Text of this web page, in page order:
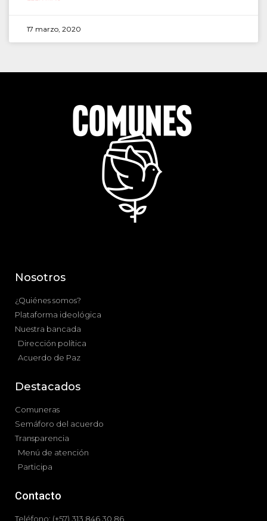
17 marzo, 2020
Nosotros
¿Quiénes somos?
Plataforma ideológica
Nuestra bancada
Dirección política
Acuerdo de Paz
Destacados
Comuneras
Semáforo del acuerdo
Transparencia
Menú de atención
Participa
Contacto
Teléfono: (+57) 313 846 30 86